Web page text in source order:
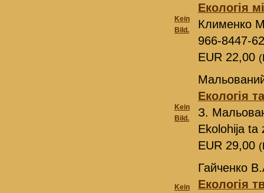
Kein
Bild.
Екологія
Клименко
966-8447-
EUR 22,00
Kein
Bild.
Екологія
З.
Ekolohіja
EUR 29,00
Kein
Гайченко
Екологія